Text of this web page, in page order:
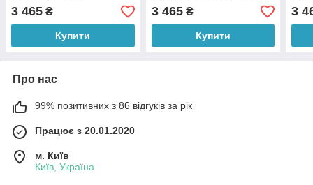
3 465 ₴
Купити
3 465₴
Купити
3
Про нас
99% позитивних з 86 відгуків за рік
Працює з 20.01.2020
м. Київ
Київ, Україна